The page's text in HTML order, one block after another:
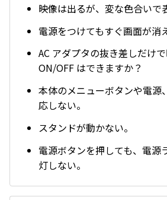
映像は出るが、変な色合いで
電源をつけてもすぐ画面が消
AC アダプタの抜き差しだけ
ON/OFF はできますか？
本体のメニューボタンや電源
応しない。
スタンドが動かない。
電源ボタンを押しても、電源
灯しない。